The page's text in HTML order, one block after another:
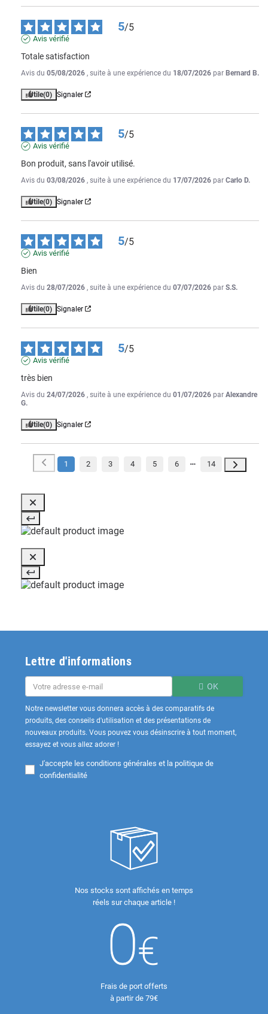
5/5
Avis vérifié
Totale satisfaction
Avis du 05/08/2026 , suite à une expérience du 18/07/2026 par Bernard B.
Utile(0) Signaler
5/5
Avis vérifié
Bon produit, sans l'avoir utilisé.
Avis du 03/08/2026 , suite à une expérience du 17/07/2026 par Carlo D.
Utile(0) Signaler
5/5
Avis vérifié
Bien
Avis du 28/07/2026 , suite à une expérience du 07/07/2026 par S.S.
Utile(0) Signaler
5/5
Avis vérifié
très bien
Avis du 24/07/2026 , suite à une expérience du 01/07/2026 par Alexandre
G.
Utile(0) Signaler
1 2 3 4 5 6 14
Lettre d'informations
OK
Notre newsletter vous donnera accès à des comparatifs de
produits, des conseils d'utilisation et des présentations de
nouveaux produits. Vous pouvez vous désinscrire à tout moment,
essayez et vous allez adorer !
J'accepte les conditions générales et la politique de
confidentialité
Nos stocks sont affichés en temps
réels sur chaque article !
Frais de port offerts
à partir de 79€